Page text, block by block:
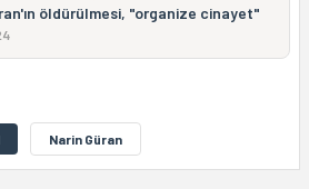
öldürülmesi, "organize cinayet"
Narin Güran